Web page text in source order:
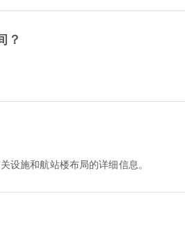
？
设施和航站楼布局的详细信息。